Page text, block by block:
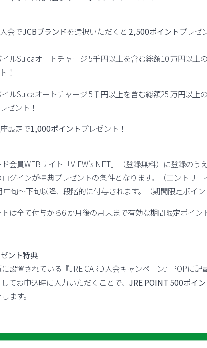
会でJCBブランドを選択いただくと 2,500ポイントプレゼ
ルSuicaオートチャージ 5千円以上を含む総額10 万円以上
！
ルSuicaオートチャージ 5千円以上を含む総額25 万円以上
ゼント！
設定で1,000ポイントプレゼント！
会員WEBサイト「VIEW’s NET」（登録無料）に登録のうえ
グインが特典プレゼントの条件となります。（エントリー
旬～下旬以降、段階的に付与されます。（期間限定ポイン
は全て付与から6 か月後の月末まで有効な期間限定ポイン
ント特典
設置されている『JRE CARD入会キャンペーン』POPに記
てお申込時に入力いただくことで、 JRE POINT 500ポイ
ます。